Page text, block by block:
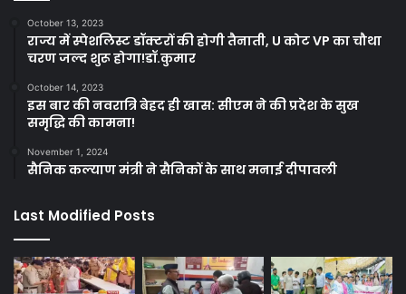
October 13, 2023
राज्य में स्पेशलिस्ट डॉक्टरों की होगी तैनाती, U कोट VP का चौथा
चरण जल्द शुरू होगा!डॉ.कुमार
October 14, 2023
इस बार की नवरात्रि बेहद ही खास: सीएम ने की प्रदेश के सुख
समृद्धि की कामना!
November 1, 2024
सैनिक कल्याण मंत्री ने सैनिकों के साथ मनाई दीपावली
Last Modified Posts